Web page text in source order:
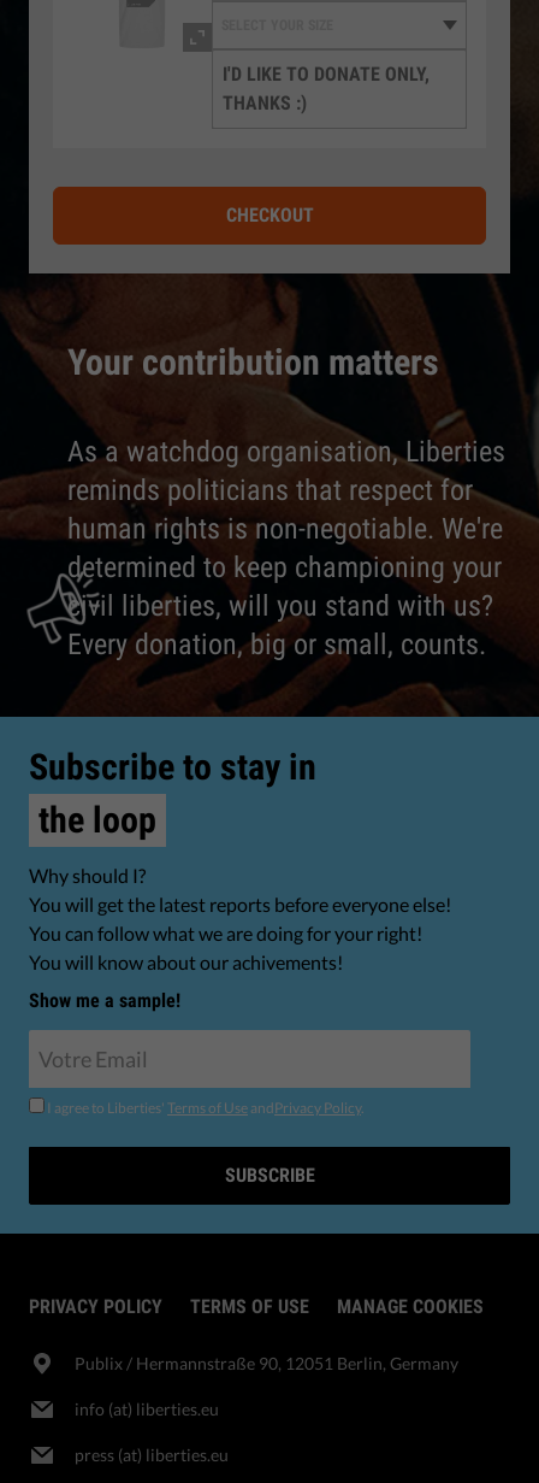
Your contribution matters
As a watchdog organisation, Liberties
reminds politicians that respect for
human rights is non-negotiable. We're
determined to keep championing your
civil liberties, will you stand with us?
Every donation, big or small, counts.
I'D LIKE TO DONATE ONLY,
THANKS :)
CHECKOUT
Subscribe to stay in
the loop
Why should I?
You will get the latest reports before everyone else!
You can follow what we are doing for your right!
You will know about our achivements!
Show me a sample!
I agree to Liberties' Terms of Use andPrivacy Policy.
SUBSCRIBE
PRIVACY POLICY TERMS OF USE MANAGE COOKIES
Publix​ / Hermannstraße 90, 12051 Berlin, Germany
info (at) liberties.eu
press (at) liberties.eu